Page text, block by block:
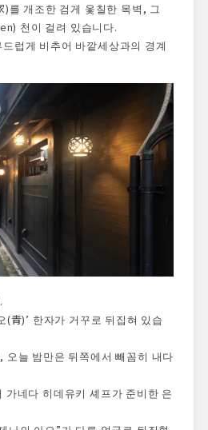
를 개조한 검게 옻칠한 목벽, 그
천이 걸려 있습니다.
럽게 비추어 바깥세상과의 경계
(青)’ 한자가 거꾸로 뒤집혀 있습
오늘 밤만은 뒤쪽에서 빼꼼히 내다
가네다 히데유키 셰프가 준비한 은